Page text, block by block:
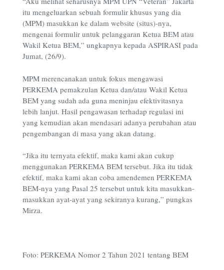
itu mengeluarkan sebuah formulir khusus yang dia
(MPM) masukkan ke dalam website (situs)-nya,
mengenai formulir untuk pelanggaran Ketua BEM atau
Wakil Ketua BEM,” ungkapnya kepada ASPIRASI pada
Jumat, (26/9).
MPM merencanakan untuk fokus mengawasi
PERKEMA pemakzulan Ketua dan/atau Wakil Ketua
BEM yang sudah ada guna meninjau efektivitasnya
lebih lanjut. Hasil pengawasan terhadap regulasi ini
yang kemudian akan mendasari adanya perubahan atau
pengembangan di masa yang akan datang.
“Jika itu ternyata efektif, maka kami akan cukup
menggunakan PERKEMA BEM tersebut. Jika itu tidak
efektif, maka kami akan coba amendemen PERKEMA
BEM-nya yang Pasal 25 tersebut untuk kita masukkan-
masukkan ayat-ayat yang sekiranya kurang,” pungkas
Mirza.
Foto: PERKEMA Nomor 2 Tahun 2021 tentang BEM